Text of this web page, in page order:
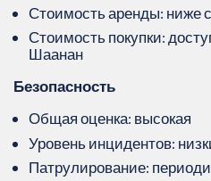
Стоимость аренды: ниже
Стоимость покупки:
Шаанан
Безопасность
Общая оценка: высокая
Уровень инцидентов:
Патрулирование: